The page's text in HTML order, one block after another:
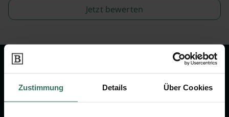
Zustimmung Details Über Cookies
Jetzt bewerten
um das Thema Bestattung &
Vorsorge.